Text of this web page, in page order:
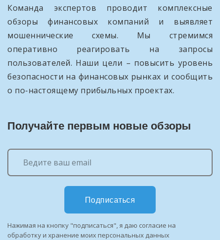
Команда экспертов проводит комплексные
обзоры финансовых компаний и выявляет
мошеннические схемы. Мы стремимся
оперативно реагировать на запросы
пользователей. Наши цели – повысить уровень
безопасности на финансовых рынках и сообщить
о по-настоящему прибыльных проектах.
Получайте первым новые обзоры
Подписаться
Нажимая на кнопку "подписаться", я даю согласие на
обработку и хранение моих персональных данных